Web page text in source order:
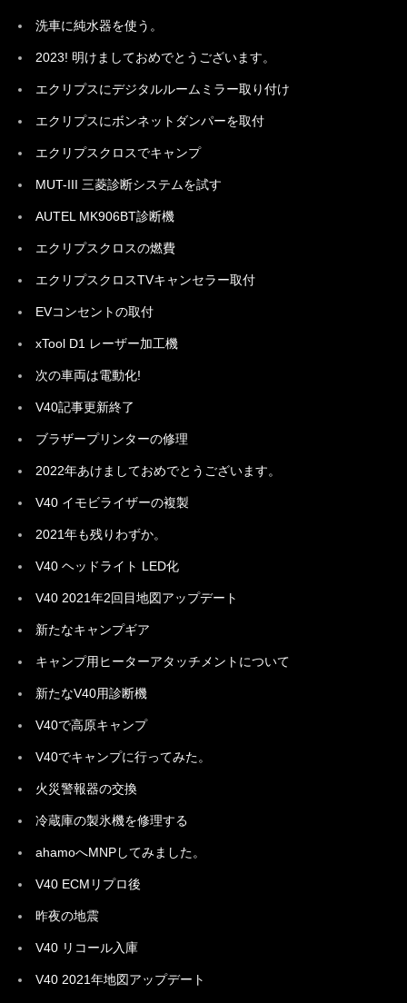
洗車に純水器を使う。
2023! 明けましておめでとうございます。
エクリプスにデジタルルームミラー取り付け
エクリプスにボンネットダンパーを取付
エクリプスクロスでキャンプ
MUT-III 三菱診断システムを試す
AUTEL MK906BT診断機
エクリプスクロスの燃費
エクリプスクロスTVキャンセラー取付
EVコンセントの取付
xTool D1 レーザー加工機
次の車両は電動化!
V40記事更新終了
ブラザープリンターの修理
2022年あけましておめでとうございます。
V40 イモビライザーの複製
2021年も残りわずか。
V40 ヘッドライト LED化
V40 2021年2回目地図アップデート
新たなキャンプギア
キャンプ用ヒーターアタッチメントについて
新たなV40用診断機
V40で高原キャンプ
V40でキャンプに行ってみた。
火災警報器の交換
冷蔵庫の製氷機を修理する
ahamoへMNPしてみました。
V40 ECMリプロ後
昨夜の地震
V40 リコール入庫
V40 2021年地図アップデート